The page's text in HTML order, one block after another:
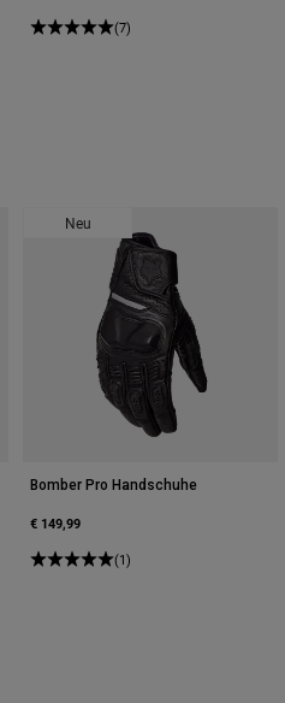
(7)
Khaki Braun.
Neu
Bomber Pro Handschuhe
€ 149,99
(1)